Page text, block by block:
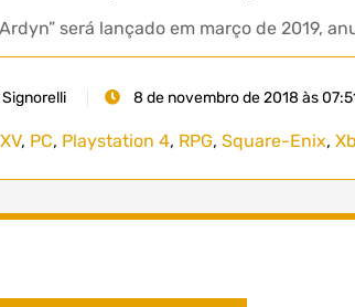
será lançado em março de 2019,
8 de novembro de 2018 às
, PC, Playstation 4, RPG, Square-Enix,